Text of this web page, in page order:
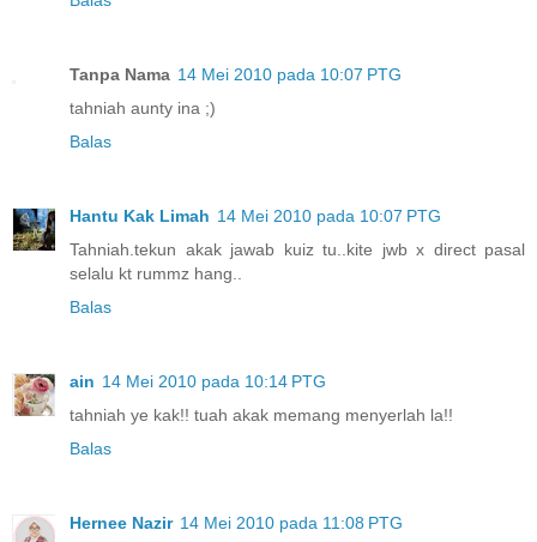
Tanpa Nama 14 Mei 2010 pada 10:07 PTG
tahniah aunty ina ;)
Balas
Hantu Kak Limah 14 Mei 2010 pada 10:07 PTG
Tahniah.tekun akak jawab kuiz tu..kite jwb x direct pasal
selalu kt rummz hang..
Balas
ain 14 Mei 2010 pada 10:14 PTG
tahniah ye kak!! tuah akak memang menyerlah la!!
Balas
Hernee Nazir 14 Mei 2010 pada 11:08 PTG